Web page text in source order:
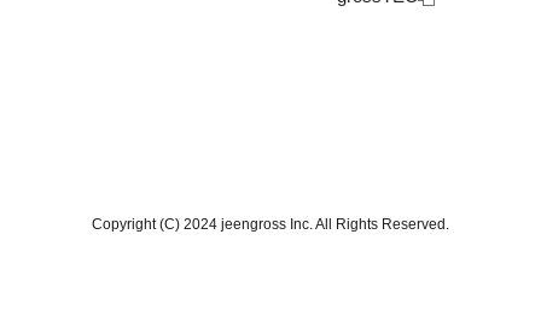
Copyright (C) 2024 jeengross Inc. All Rights Reserved.